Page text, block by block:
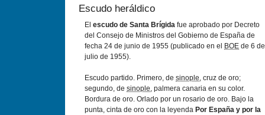
Escudo heráldico
El escudo de Santa Brí­gida fue aprobado por Decreto
del Consejo de Ministros del Gobierno de España de
fecha 24 de junio de 1955 (publicado en el
BOE de 6 de
julio de 1955).
Escudo partido. Primero, de sinople, cruz de oro;
segundo, de sinople, palmera canaria en su color.
Bordura de oro. Orlado por un rosario de oro. Bajo la
punta, cinta de oro con la leyenda Por España y por la